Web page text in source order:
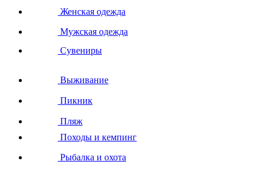
Женская одежда
Мужская одежда
Сувениры
Выживание
Пикник
Пляж
Походы и кемпинг
Рыбалка и охота